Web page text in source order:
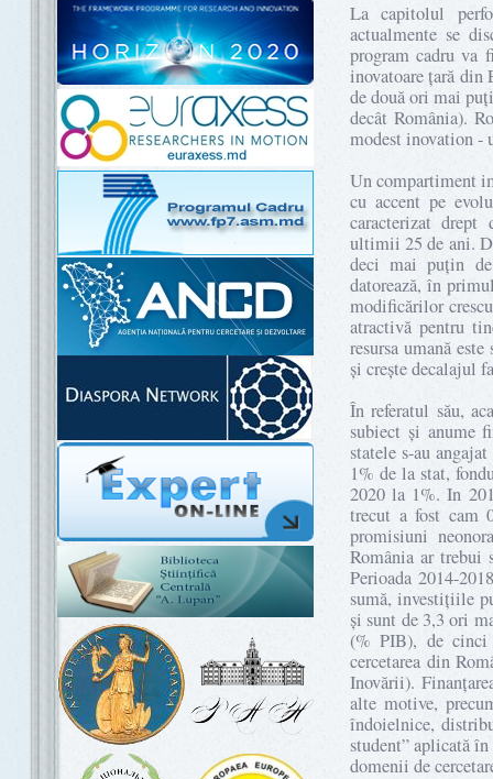
La capitolul
actualmente se
program cadru va
inovatoare țară din
de două ori mai
decât România).
modest inovation -
Un compartiment
cu accent pe
caracterizat
ultimii 25 de ani.
deci mai puțin de
datorează, în
modificărilor
atractivă pentru
resursa umană
și crește decalajul
În referatul său,
subiect și anume
statele s-au
1% de la stat,
2020 la 1%. In
trecut a fost cam
promisiuni
România ar trebui
Perioada 2014-
sumă, investițiile
și sunt de 3,3 ori
(% PIB), de
cercetarea din
Inovării).
alte motive,
îndoielnice,
student” aplicată
domenii de